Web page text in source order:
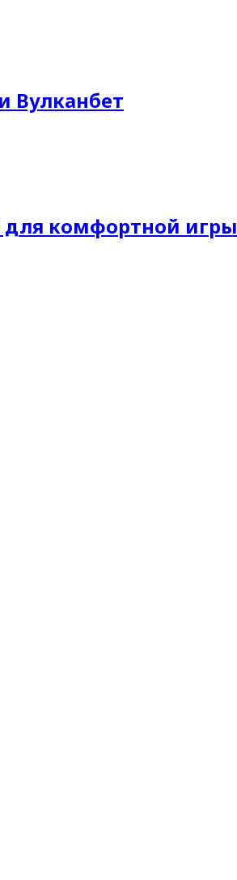
Вулканбет
комфортной игры